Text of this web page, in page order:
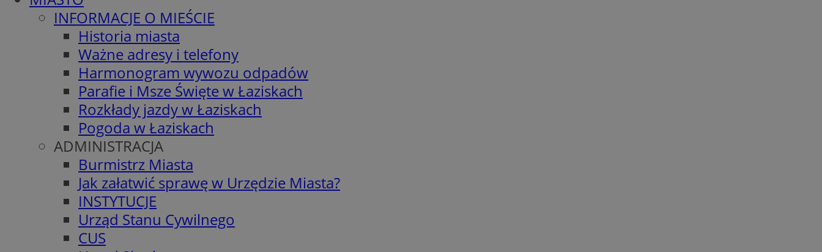
INFORMACJE O MIEŚCIE
Historia miasta
Ważne adresy i telefony
Harmonogram wywozu odpadów
Parafie i Msze Święte w Łaziskach
Rozkłady jazdy w Łaziskach
Pogoda w Łaziskach
ADMINISTRACJA
Burmistrz Miasta
Jak załatwić sprawę w Urzędzie Miasta?
INSTYTUCJE
Urząd Stanu Cywilnego
CUS